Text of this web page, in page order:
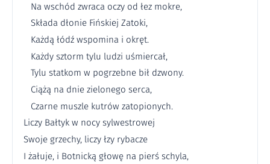
Na wschód zwraca oczy od łez mokre,
Składa dłonie Fińskiej Zatoki,
Każdą łódź wspomina i okręt.
Każdy sztorm tylu ludzi uśmiercał,
Tylu statkom w pogrzebne bił dzwony.
Ciążą na dnie zielonego serca,
Czarne muszle kutrów zatopionych.
Liczy Bałtyk w nocy sylwestrowej
Swoje grzechy, liczy łzy rybacze
I żałuje, i Botnicką głowę na pierś schyla,